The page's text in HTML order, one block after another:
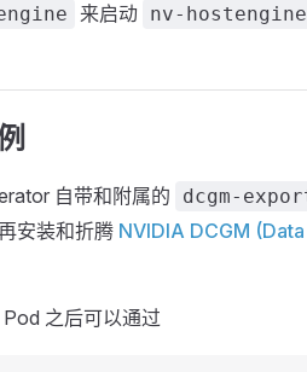
来启动 nv-hostengine
自带和附属的 dcgm-
安装和折腾 NVIDIA DCGM
之后可以通过